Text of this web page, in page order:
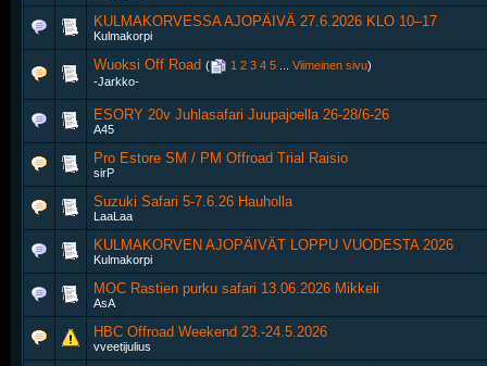
KULMAKORVESSA AJOPÄIVÄ 27.6.2026 KLO 10–17
Kulmakorpi
Wuoksi Off Road ( 1 2 3 4 5 Viimeinen sivu)
-Jarkko-
ESORY 20v Juhlasafari Juupajoella 26-28/6-26
A45
Pro Estore SM / PM Offroad Trial Raisio
sirP
Suzuki Safari 5-7.6.26 Hauholla
LaaLaa
KULMAKORVEN AJOPÄIVÄT LOPPU VUODESTA 2026
Kulmakorpi
MOC Rastien purku safari 13.06.2026 Mikkeli
AsA
HBC Offroad Weekend 23.-24.5.2026
vveetijulius